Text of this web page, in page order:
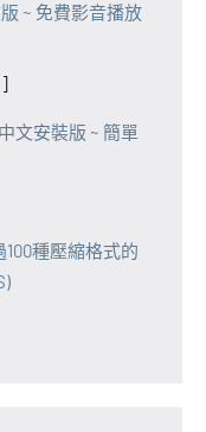
版 ~ 免費影音播放
文安裝版 ~ 簡單
100種壓縮格式的